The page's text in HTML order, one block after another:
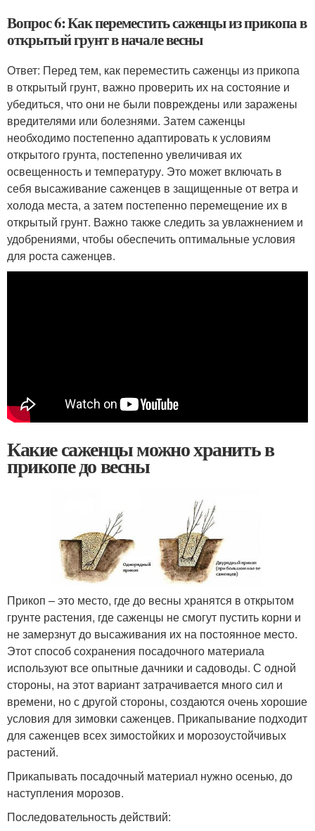
Вопрос 6: Как переместить саженцы из прикопа в
открытый грунт в начале весны
Ответ: Перед тем, как переместить саженцы из прикопа
в открытый грунт, важно проверить их на состояние и
убедиться, что они не были повреждены или заражены
вредителями или болезнями. Затем саженцы
необходимо постепенно адаптировать к условиям
открытого грунта, постепенно увеличивая их
освещенность и температуру. Это может включать в
себя высаживание саженцев в защищенные от ветра и
холода места, а затем постепенно перемещение их в
открытый грунт. Важно также следить за увлажнением и
удобрениями, чтобы обеспечить оптимальные условия
для роста саженцев.
Какие саженцы можно хранить в
прикопе до весны
Прикоп – это место, где до весны хранятся в открытом
грунте растения, где саженцы не смогут пустить корни и
не замерзнут до высаживания их на постоянное место.
Этот способ сохранения посадочного материала
используют все опытные дачники и садоводы. С одной
стороны, на этот вариант затрачивается много сил и
времени, но с другой стороны, создаются очень хорошие
условия для зимовки саженцев. Прикапывание подходит
для саженцев всех зимостойких и морозоустойчивых
растений.
Прикапывать посадочный материал нужно осенью, до
наступления морозов.
Последовательность действий: